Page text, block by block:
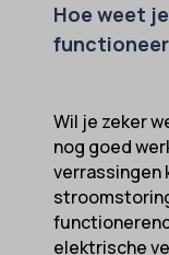
Hoe weet
Wil je zeker
nog goed
verrassingen
elektrische